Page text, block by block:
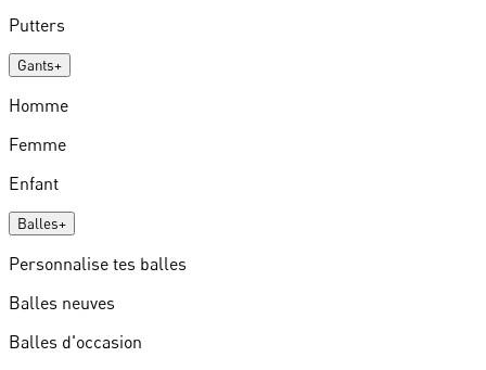
Putters
Gants+
Homme
Femme
Enfant
Balles+
Personnalise tes balles
Balles neuves
Balles d'occasion